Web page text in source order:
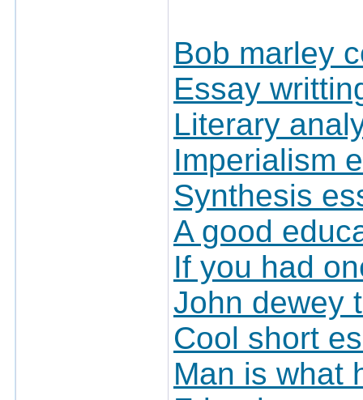
Bob marley
Essay
Literary
Imperialism
Synthesis
A good
If you had
John dewey
Cool short
Man is what